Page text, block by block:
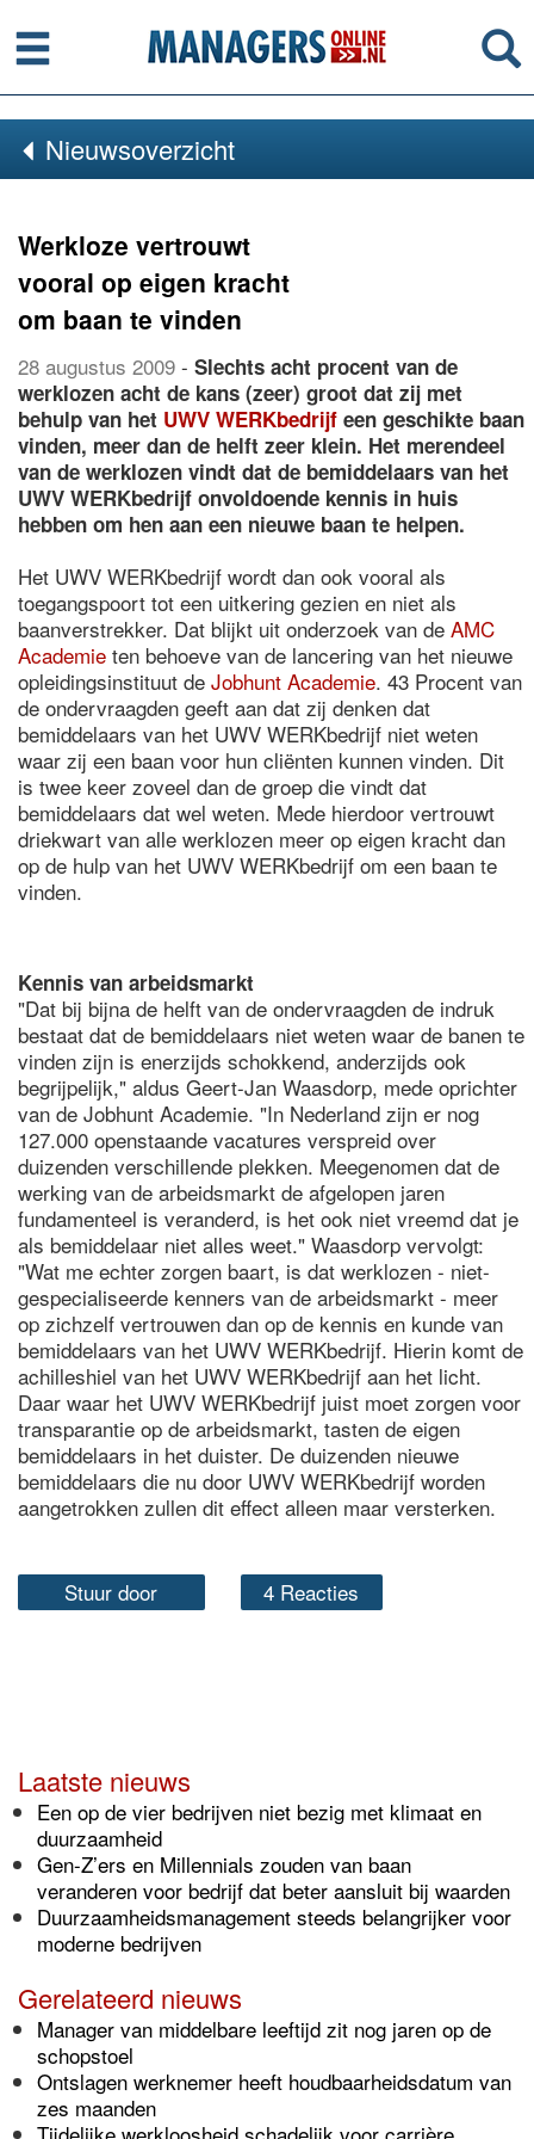
Menu
Nieuwsoverzicht
Werkloze vertrouwt
vooral op eigen kracht
om baan te vinden
28 augustus 2009 - Slechts acht procent van de
werklozen acht de kans (zeer) groot dat zij met
behulp van het UWV WERKbedrijf een geschikte baan
vinden, meer dan de helft zeer klein. Het merendeel
van de werklozen vindt dat de bemiddelaars van het
UWV WERKbedrijf onvoldoende kennis in huis
hebben om hen aan een nieuwe baan te helpen.
Het UWV WERKbedrijf wordt dan ook vooral als
toegangspoort tot een uitkering gezien en niet als
baanverstrekker. Dat blijkt uit onderzoek van de AMC
Academie ten behoeve van de lancering van het nieuwe
opleidingsinstituut de Jobhunt Academie. 43 Procent van
de ondervraagden geeft aan dat zij denken dat
bemiddelaars van het UWV WERKbedrijf niet weten
waar zij een baan voor hun cliënten kunnen vinden. Dit
is twee keer zoveel dan de groep die vindt dat
bemiddelaars dat wel weten. Mede hierdoor vertrouwt
driekwart van alle werklozen meer op eigen kracht dan
op de hulp van het UWV WERKbedrijf om een baan te
vinden.
Kennis van arbeidsmarkt
"Dat bij bijna de helft van de ondervraagden de indruk
bestaat dat de bemiddelaars niet weten waar de banen te
vinden zijn is enerzijds schokkend, anderzijds ook
begrijpelijk," aldus Geert-Jan Waasdorp, mede oprichter
van de Jobhunt Academie. "In Nederland zijn er nog
127.000 openstaande vacatures verspreid over
duizenden verschillende plekken. Meegenomen dat de
werking van de arbeidsmarkt de afgelopen jaren
fundamenteel is veranderd, is het ook niet vreemd dat je
als bemiddelaar niet alles weet." Waasdorp vervolgt:
"Wat me echter zorgen baart, is dat werklozen - niet-
gespecialiseerde kenners van de arbeidsmarkt - meer
op zichzelf vertrouwen dan op de kennis en kunde van
bemiddelaars van het UWV WERKbedrijf. Hierin komt de
achilleshiel van het UWV WERKbedrijf aan het licht.
Daar waar het UWV WERKbedrijf juist moet zorgen voor
transparantie op de arbeidsmarkt, tasten de eigen
bemiddelaars in het duister. De duizenden nieuwe
bemiddelaars die nu door UWV WERKbedrijf worden
aangetrokken zullen dit effect alleen maar versterken.
Stuur door 4 Reacties
Laatste nieuws
Een op de vier bedrijven niet bezig met klimaat en
duurzaamheid
Gen-Z’ers en Millennials zouden van baan
veranderen voor bedrijf dat beter aansluit bij waarden
Duurzaamheidsmanagement steeds belangrijker voor
moderne bedrijven
Gerelateerd nieuws
Manager van middelbare leeftijd zit nog jaren op de
schopstoel
Ontslagen werknemer heeft houdbaarheidsdatum van
zes maanden